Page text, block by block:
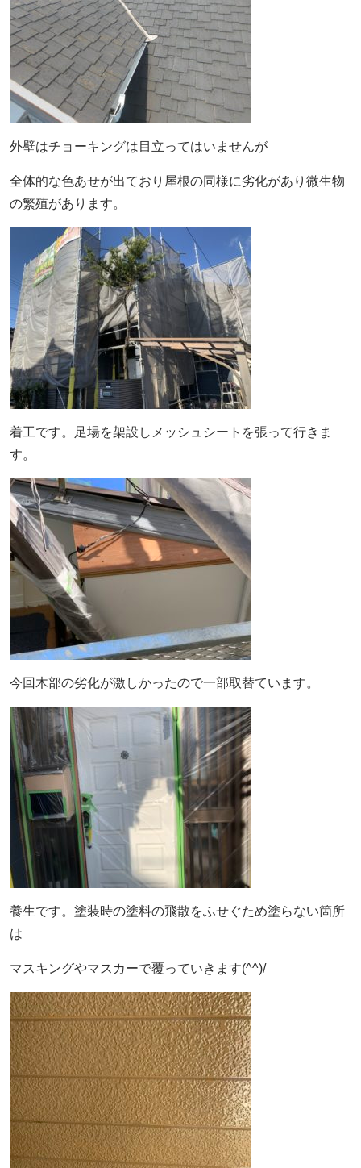
外壁はチョーキングは目立ってはいませんが
全体的な色あせが出ており屋根の同様に劣化があり微生物
の繁殖があります。
着工です。足場を架設しメッシュシートを張って行きま
す。
今回木部の劣化が激しかったので一部取替ています。
養生です。塗装時の塗料の飛散をふせぐため塗らない箇所
は
マスキングやマスカーで覆っていきます(^^)/